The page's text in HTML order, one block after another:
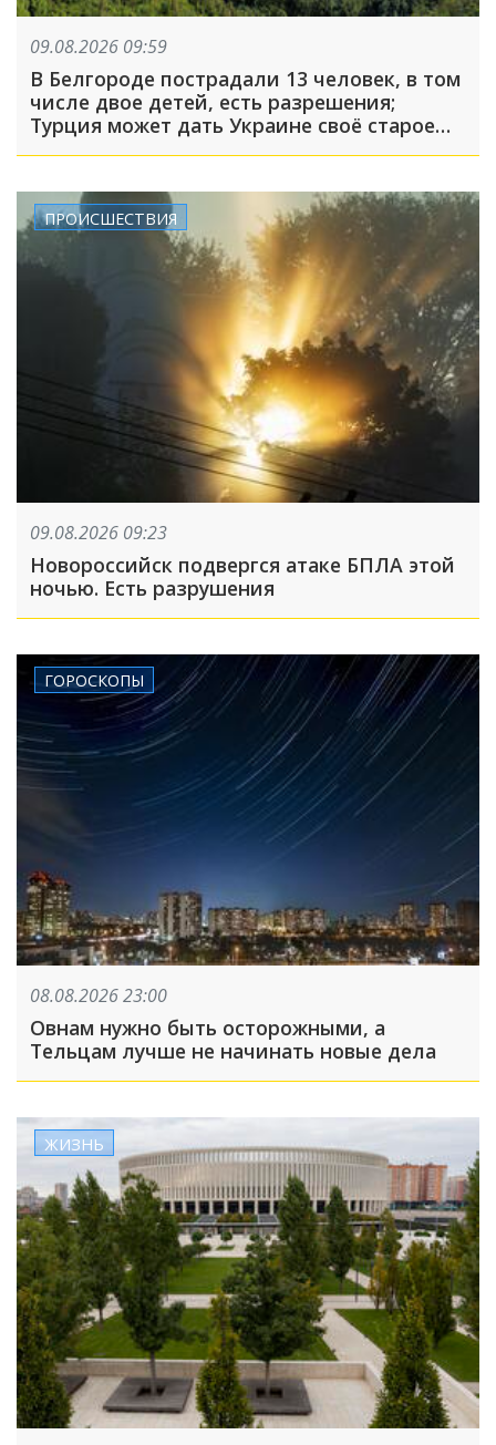
09.08.2026 09:59
В Белгороде пострадали 13 человек, в том
числе двое детей, есть разрешения;
Турция может дать Украине своё старое
оружие: что произошло, пока вы спали
ПРОИСШЕСТВИЯ
09.08.2026 09:23
Новороссийск подвергся атаке БПЛА этой
ночью. Есть разрушения
ГОРОСКОПЫ
08.08.2026 23:00
Овнам нужно быть осторожными, а
Тельцам лучше не начинать новые дела
ЖИЗНЬ